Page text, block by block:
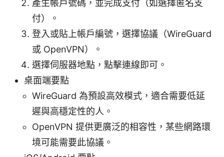
產生帳戶號碼，並完成支付（如選擇匿名支
付）。
登入或貼上帳戶編號，選擇協議（WireGuard
或 OpenVPN）。
選擇伺服器地點，點擊連線即可。
桌面端要點
WireGuard 為預設高效模式，適合需要低延
遲與高穩定性的人。
OpenVPN 提供更廣泛的相容性，某些網路環
境可能需要此協議。